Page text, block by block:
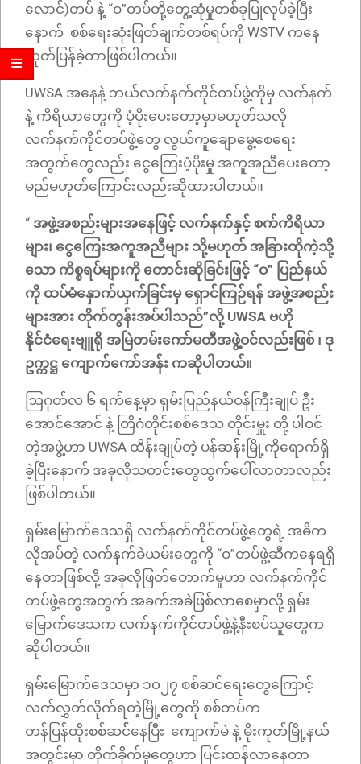
လောင်)တပ် နဲ့ “ဝ”​တပ်တို့တွေ့ဆုံမှုတစ်ခုပြုလုပ်ခဲ့ပြီး
နောက် စစ်ရေးဆုံးဖြတ်ချက်တစ်ရပ်ကို WSTV ကနေ
ထုတ်ပြန်ခဲ့တာဖြစ်ပါတယ်။
UWSA အနေနဲ့ ဘယ်လက်နက်ကိုင်တပ်ဖွဲ့ကိုမှ လက်နက်
နဲ့ ကိရိယာတွေကို ပံ့ပိုးပေးတော့မှာမဟုတ်သလို
လက်နက်ကိုင်တပ်ဖွဲ့တွေ လွယ်ကူချောမွေ့စေရေး
အတွက်တွေလည်း ငွေကြေးပံ့ပိုးမှု အကူအညီပေးတော့
မည်မဟုတ်ကြောင်းလည်းဆိုထားပါတယ်။
“ အဖွဲ့အစည်းများအနေဖြင့် လက်နက်နှင့် စက်ကိရိယာ
များ၊ ငွေကြေးအကူအညီများ သို့မဟုတ် အခြားထိုကဲ့သို့
သော ကိစ္စရပ်များကို တောင်းဆိုခြင်းဖြင့် “ဝ” ပြည်နယ်
ကို ထပ်မံနှောက်ယှက်ခြင်းမှ ရှောင်ကြဉ်ရန် အဖွဲ့အစည်း
များအား တိုက်တွန်းအပ်ပါသည်”လို့ UWSA ဗဟို
နိုင်ငံရေးဗျူရို အမြဲတမ်းကော်မတီအဖွဲ့ဝင်လည်းဖြစ် ၊ ဒု
ဥက္ကဋ္ဌ ကျောက်ကော်အန်း ကဆိုပါတယ်။
ဩဂုတ်လ ၆ ရက်နေ့မှာ ရှမ်းပြည်နယ်ဝန်ကြီးချုပ် ဦး
အောင်အောင် နဲ့ တြိဂံတိုင်းစစ်ဒေသ တိုင်းမှူး တို့ ပါဝင်
တဲ့အဖွဲ့ဟာ UWSA ထိန်းချုပ်တဲ့ ပန်ဆန်းမြို့ကိုရောက်ရှိ
ခဲ့ပြီးနောက် အခုလိုသတင်းတွေထွက်ပေါ်လာတာလည်း
ဖြစ်ပါတယ်။
ရှမ်းမြောက်ဒေသရှိ လက်နက်ကိုင်တပ်ဖွဲ့တွေရဲ့ အဓိက
လိုအပ်တဲ့ လက်နက်ခဲယမ်းတွေကို “ဝ”​တပ်ဖွဲ့ဆီကနေရရှိ
နေတာဖြစ်လို့ အခုလိုဖြတ်တောက်မှုဟာ လက်နက်ကိုင်
တပ်ဖွဲ့တွေအတွက် အခက်အခဲဖြစ်လာစေမှာလို့ ရှမ်း
မြောက်ဒေသက လက်နက်ကိုင်တပ်ဖွဲ့နဲ့နီးစပ်သူတွေက
ဆိုပါတယ်။
ရှမ်းမြောက်ဒေသမှာ ၁၀၂၇ စစ်ဆင်ရေးတွေကြောင့်
လက်လွှတ်လိုက်ရတဲ့မြို့တွေကို စစ်တပ်က
တန်ပြန်ထိုးစစ်ဆင််နေပြီး ကျောက်မဲ နဲ့ မိုးကုတ်မြို့နယ်
အတွင်းမှာ တိုက်ခိုက်မှုတွေဟာ ပြင်းထန်လာနေတာ